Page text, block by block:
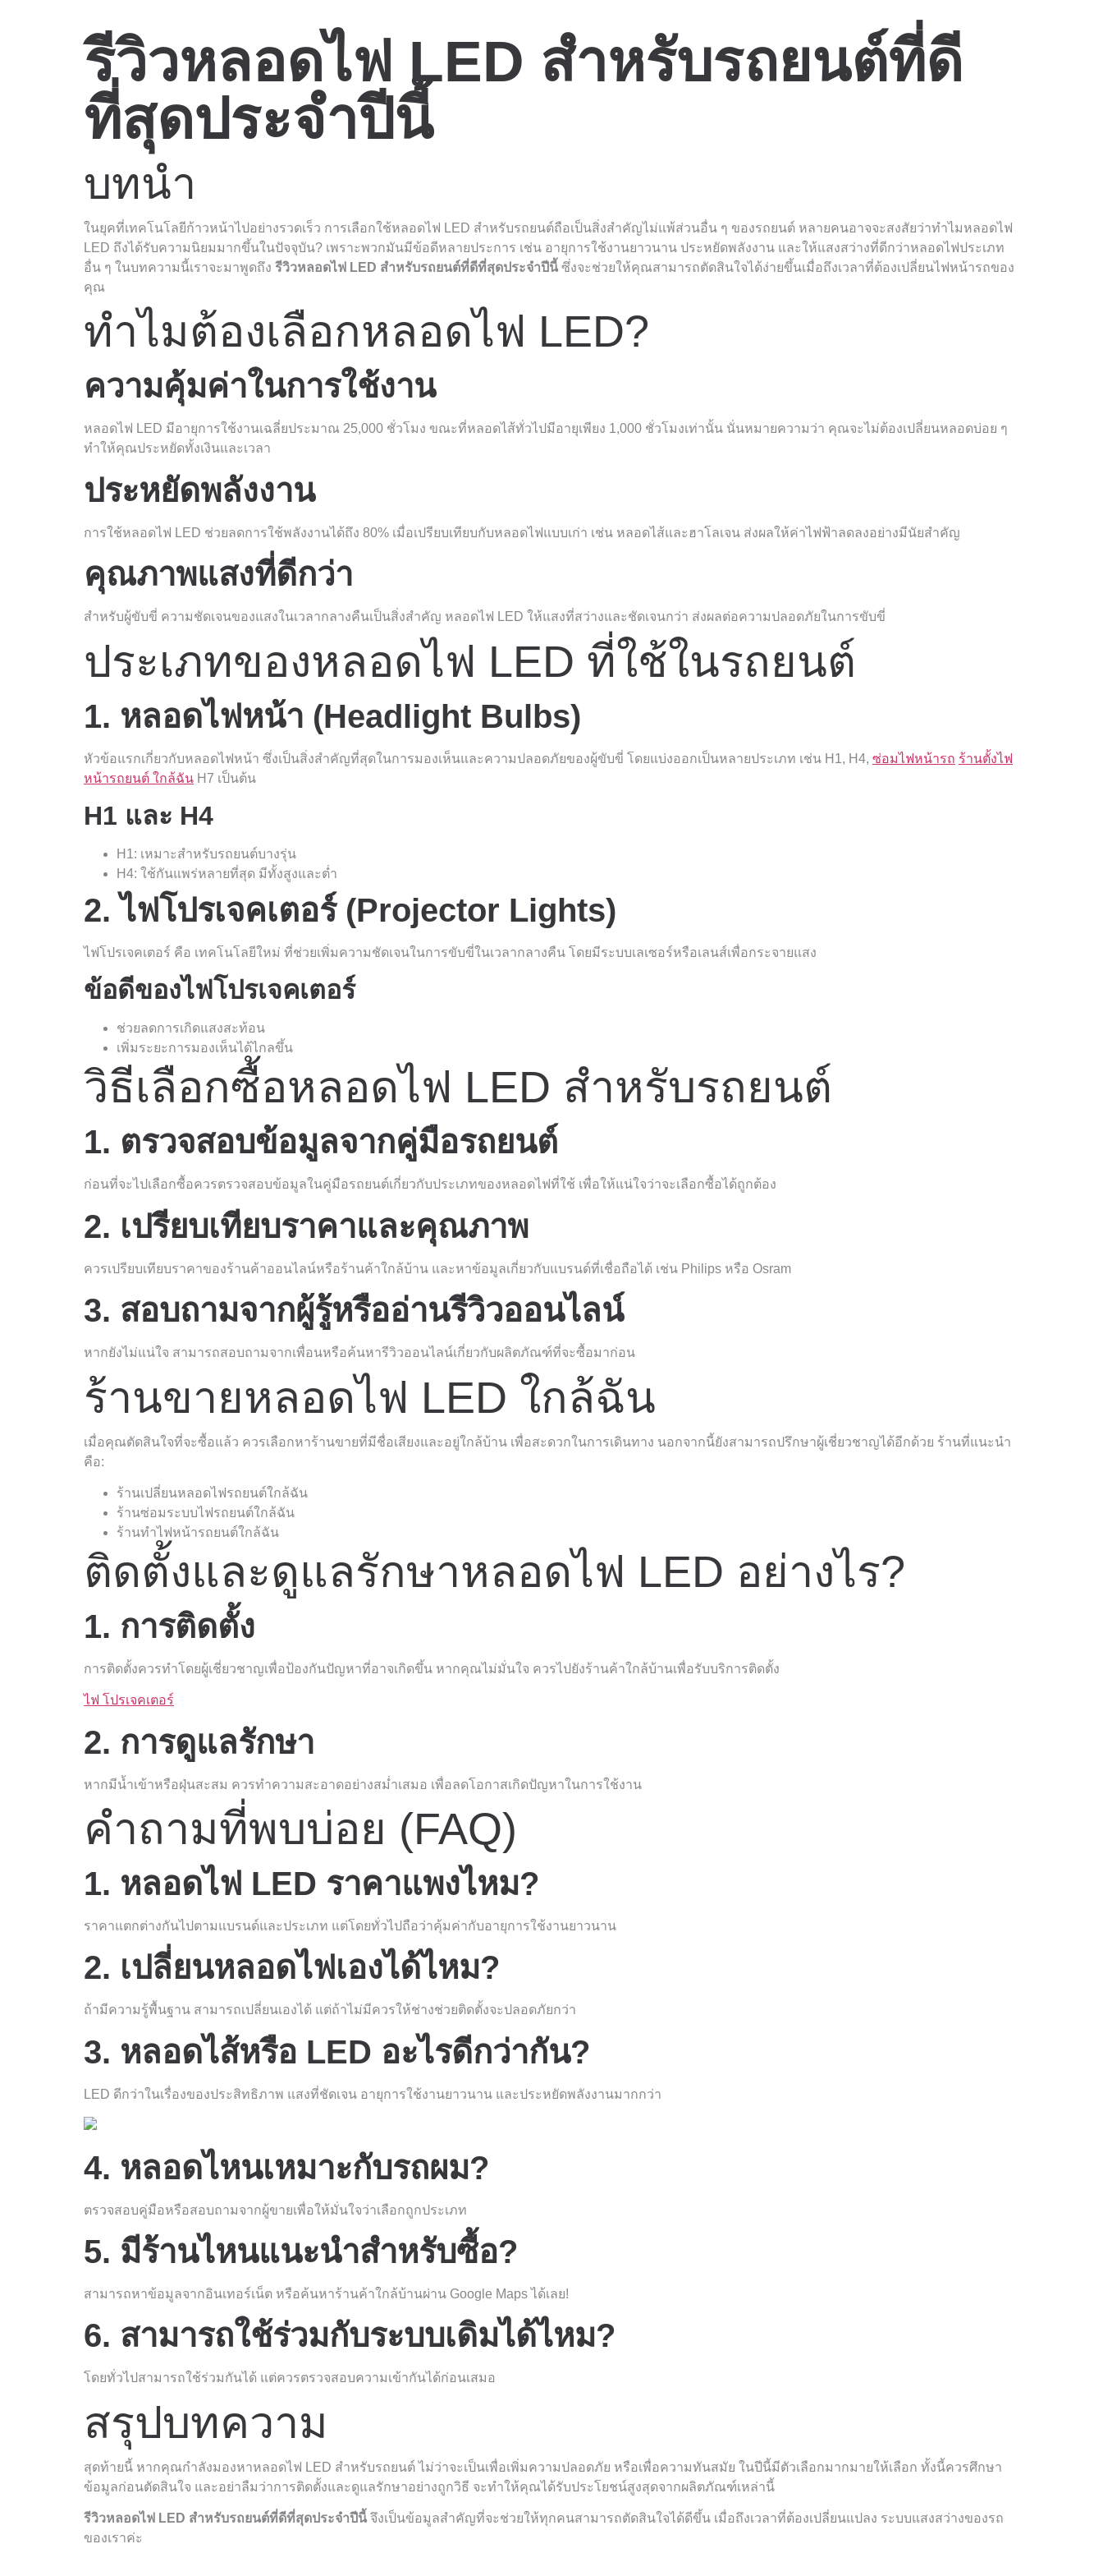
รีวิวหลอดไฟ LED สำหรับรถยนต์ที่ดี
ที่สุดประจำปีนี้
บทนำ
ในยุคที่เทคโนโลยีก้าวหน้าไปอย่างรวดเร็ว การเลือกใช้หลอดไฟ LED สำหรับรถยนต์ถือเป็นสิ่งสำคัญไม่แพ้ส่วนอื่น ๆ ของรถยนต์ หลายคนอาจจะสงสัยว่าทำไมหลอดไฟ
LED ถึงได้รับความนิยมมากขึ้นในปัจจุบัน? เพราะพวกมันมีข้อดีหลายประการ เช่น อายุการใช้งานยาวนาน ประหยัดพลังงาน และให้แสงสว่างที่ดีกว่าหลอดไฟประเภท
อื่น ๆ ในบทความนี้เราจะมาพูดถึง รีวิวหลอดไฟ LED สำหรับรถยนต์ที่ดีที่สุดประจำปีนี้ ซึ่งจะช่วยให้คุณสามารถตัดสินใจได้ง่ายขึ้นเมื่อถึงเวลาที่ต้องเปลี่ยนไฟหน้ารถของ
คุณ
ทำไมต้องเลือกหลอดไฟ LED?
ความคุ้มค่าในการใช้งาน
หลอดไฟ LED มีอายุการใช้งานเฉลี่ยประมาณ 25,000 ชั่วโมง ขณะที่หลอดไส้ทั่วไปมีอายุเพียง 1,000 ชั่วโมงเท่านั้น นั่นหมายความว่า คุณจะไม่ต้องเปลี่ยนหลอดบ่อย ๆ
ทำให้คุณประหยัดทั้งเงินและเวลา
ประหยัดพลังงาน
การใช้หลอดไฟ LED ช่วยลดการใช้พลังงานได้ถึง 80% เมื่อเปรียบเทียบกับหลอดไฟแบบเก่า เช่น หลอดไส้และฮาโลเจน ส่งผลให้ค่าไฟฟ้าลดลงอย่างมีนัยสำคัญ
คุณภาพแสงที่ดีกว่า
สำหรับผู้ขับขี่ ความชัดเจนของแสงในเวลากลางคืนเป็นสิ่งสำคัญ หลอดไฟ LED ให้แสงที่สว่างและชัดเจนกว่า ส่งผลต่อความปลอดภัยในการขับขี่
ประเภทของหลอดไฟ LED ที่ใช้ในรถยนต์
1. หลอดไฟหน้า (Headlight Bulbs)
หัวข้อแรกเกี่ยวกับหลอดไฟหน้า ซึ่งเป็นสิ่งสำคัญที่สุดในการมองเห็นและความปลอดภัยของผู้ขับขี่ โดยแบ่งออกเป็นหลายประเภท เช่น H1, H4, ซ่อมไฟหน้ารถ ร้านตั้งไฟ
หน้ารถยนต์ ใกล้ฉัน H7 เป็นต้น
H1 และ H4
H1: เหมาะสำหรับรถยนต์บางรุ่น
H4: ใช้กันแพร่หลายที่สุด มีทั้งสูงและต่ำ
2. ไฟโปรเจคเตอร์ (Projector Lights)
ไฟโปรเจคเตอร์ คือ เทคโนโลยีใหม่ ที่ช่วยเพิ่มความชัดเจนในการขับขี่ในเวลากลางคืน โดยมีระบบเลเซอร์หรือเลนส์เพื่อกระจายแสง
ข้อดีของไฟโปรเจคเตอร์
ช่วยลดการเกิดแสงสะท้อน
เพิ่มระยะการมองเห็นได้ไกลขึ้น
วิธีเลือกซื้อหลอดไฟ LED สำหรับรถยนต์
1. ตรวจสอบข้อมูลจากคู่มือรถยนต์
ก่อนที่จะไปเลือกซื้อควรตรวจสอบข้อมูลในคู่มือรถยนต์เกี่ยวกับประเภทของหลอดไฟที่ใช้ เพื่อให้แน่ใจว่าจะเลือกซื้อได้ถูกต้อง
2. เปรียบเทียบราคาและคุณภาพ
ควรเปรียบเทียบราคาของร้านค้าออนไลน์หรือร้านค้าใกล้บ้าน และหาข้อมูลเกี่ยวกับแบรนด์ที่เชื่อถือได้ เช่น Philips หรือ Osram
3. สอบถามจากผู้รู้หรืออ่านรีวิวออนไลน์
หากยังไม่แน่ใจ สามารถสอบถามจากเพื่อนหรือค้นหารีวิวออนไลน์เกี่ยวกับผลิตภัณฑ์ที่จะซื้อมาก่อน
ร้านขายหลอดไฟ LED ใกล้ฉัน
เมื่อคุณตัดสินใจที่จะซื้อแล้ว ควรเลือกหาร้านขายที่มีชื่อเสียงและอยู่ใกล้บ้าน เพื่อสะดวกในการเดินทาง นอกจากนี้ยังสามารถปรึกษาผู้เชี่ยวชาญได้อีกด้วย ร้านที่แนะนำ
คือ:
ร้านเปลี่ยนหลอดไฟรถยนต์ใกล้ฉัน
ร้านซ่อมระบบไฟรถยนต์ใกล้ฉัน
ร้านทําไฟหน้ารถยนต์ใกล้ฉัน
ติดตั้งและดูแลรักษาหลอดไฟ LED อย่างไร?
1. การติดตั้ง
การติดตั้งควรทำโดยผู้เชี่ยวชาญเพื่อป้องกันปัญหาที่อาจเกิดขึ้น หากคุณไม่มั่นใจ ควรไปยังร้านค้าใกล้บ้านเพื่อรับบริการติดตั้ง
ไฟ โปรเจคเตอร์
2. การดูแลรักษา
หากมีน้ำเข้าหรือฝุ่นสะสม ควรทำความสะอาดอย่างสม่ำเสมอ เพื่อลดโอกาสเกิดปัญหาในการใช้งาน
คำถามที่พบบ่อย (FAQ)
1. หลอดไฟ LED ราคาแพงไหม?
ราคาแตกต่างกันไปตามแบรนด์และประเภท แต่โดยทั่วไปถือว่าคุ้มค่ากับอายุการใช้งานยาวนาน
2. เปลี่ยนหลอดไฟเองได้ไหม?
ถ้ามีความรู้พื้นฐาน สามารถเปลี่ยนเองได้ แต่ถ้าไม่มีควรให้ช่างช่วยติดตั้งจะปลอดภัยกว่า
3. หลอดไส้หรือ LED อะไรดีกว่ากัน?
LED ดีกว่าในเรื่องของประสิทธิภาพ แสงที่ชัดเจน อายุการใช้งานยาวนาน และประหยัดพลังงานมากกว่า
4. หลอดไหนเหมาะกับรถผม?
ตรวจสอบคู่มือหรือสอบถามจากผู้ขายเพื่อให้มั่นใจว่าเลือกถูกประเภท
5. มีร้านไหนแนะนำสำหรับซื้อ?
สามารถหาข้อมูลจากอินเทอร์เน็ต หรือค้นหาร้านค้าใกล้บ้านผ่าน Google Maps ได้เลย!
6. สามารถใช้ร่วมกับระบบเดิมได้ไหม?
โดยทั่วไปสามารถใช้ร่วมกันได้ แต่ควรตรวจสอบความเข้ากันได้ก่อนเสมอ
สรุปบทความ
สุดท้ายนี้ หากคุณกำลังมองหาหลอดไฟ LED สำหรับรถยนต์ ไม่ว่าจะเป็นเพื่อเพิ่มความปลอดภัย หรือเพื่อความทันสมัย ในปีนี้มีตัวเลือกมากมายให้เลือก ทั้งนี้ควรศึกษา
ข้อมูลก่อนตัดสินใจ และอย่าลืมว่าการติดตั้งและดูแลรักษาอย่างถูกวิธี จะทำให้คุณได้รับประโยชน์สูงสุดจากผลิตภัณฑ์เหล่านี้
รีวิวหลอดไฟ LED สำหรับรถยนต์ที่ดีที่สุดประจำปีนี้ จึงเป็นข้อมูลสำคัญที่จะช่วยให้ทุกคนสามารถตัดสินใจได้ดีขึ้น เมื่อถึงเวลาที่ต้องเปลี่ยนแปลง ระบบแสงสว่างของรถ
ของเราค่ะ